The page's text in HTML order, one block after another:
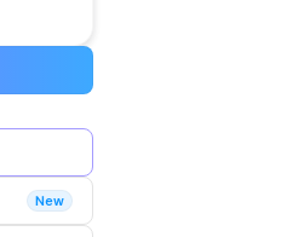
New